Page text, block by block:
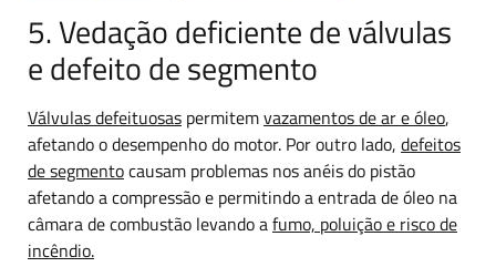
5. Vedação deficiente de válvulas
e defeito de segmento
Válvulas defeituosas permitemvazamentos de ar e óleo,
afetando o desempenho do motor. Por outro lado, defeitos
de segmentocausam problemas nos anéis do pistão
afetando a compressão e permitindo a entrada de óleo na
câmara de combustão levando afumo, poluição e risco de
incêndio.